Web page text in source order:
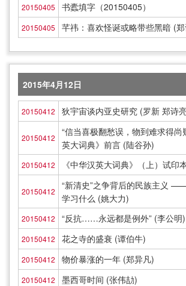
20150405 书蠹填字（20150405）
20150405 芊祎：喜欢怪诞或略带些黑暗 (
2015年4月12日
20150412 狄宇宙谈内亚史研究 (罗新 郑诗
20150412
“信当喜极翻愁误，物到难求得
英大词典》前言 (陆谷孙)
20150412 《中华汉英大词典》（上）试印
20150412
“新清史”之争背后的民族主义
学习什么 (姚大力)
20150412 “反抗……永远都是例外” (李公明)
20150412 花之寺的盛衰 (谭伯牛)
20150412 物价暴涨的一年 (郑异凡)
20150412 墨西哥时间 (张伟劼)